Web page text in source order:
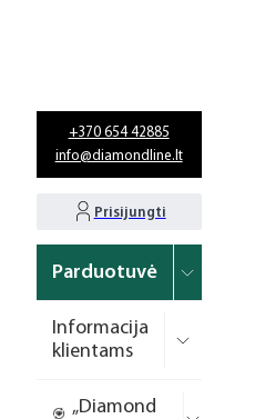
+370 654 42885
info@diamondline.lt
Prisijungti
Parduotuvė
Informacija
klientams
„Diamond